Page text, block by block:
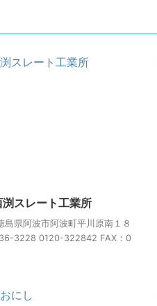
スレート工業所
島県阿波市阿波町平川原南１８
3228 0120-322842 FAX：0